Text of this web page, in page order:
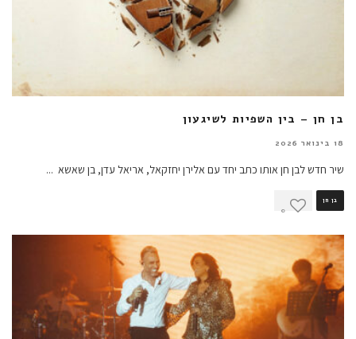
בן חן – בין השפיות לשיגעון
18 בינואר 2026
שיר חדש לבן חן אותו כתב יחד עם אלירן יחזקאל, אריאל עדן, בן שאשא ...
בן חן
0